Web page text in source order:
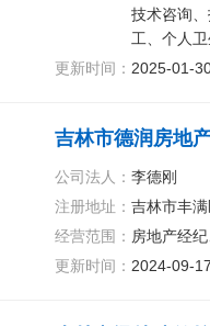
技术咨询
工、个人
更新时间： 2025-01-
吉林市德润房地
公司法人： 李德刚
注册地址： 吉林市丰
经营范围： 房地产经
更新时间： 2024-09-